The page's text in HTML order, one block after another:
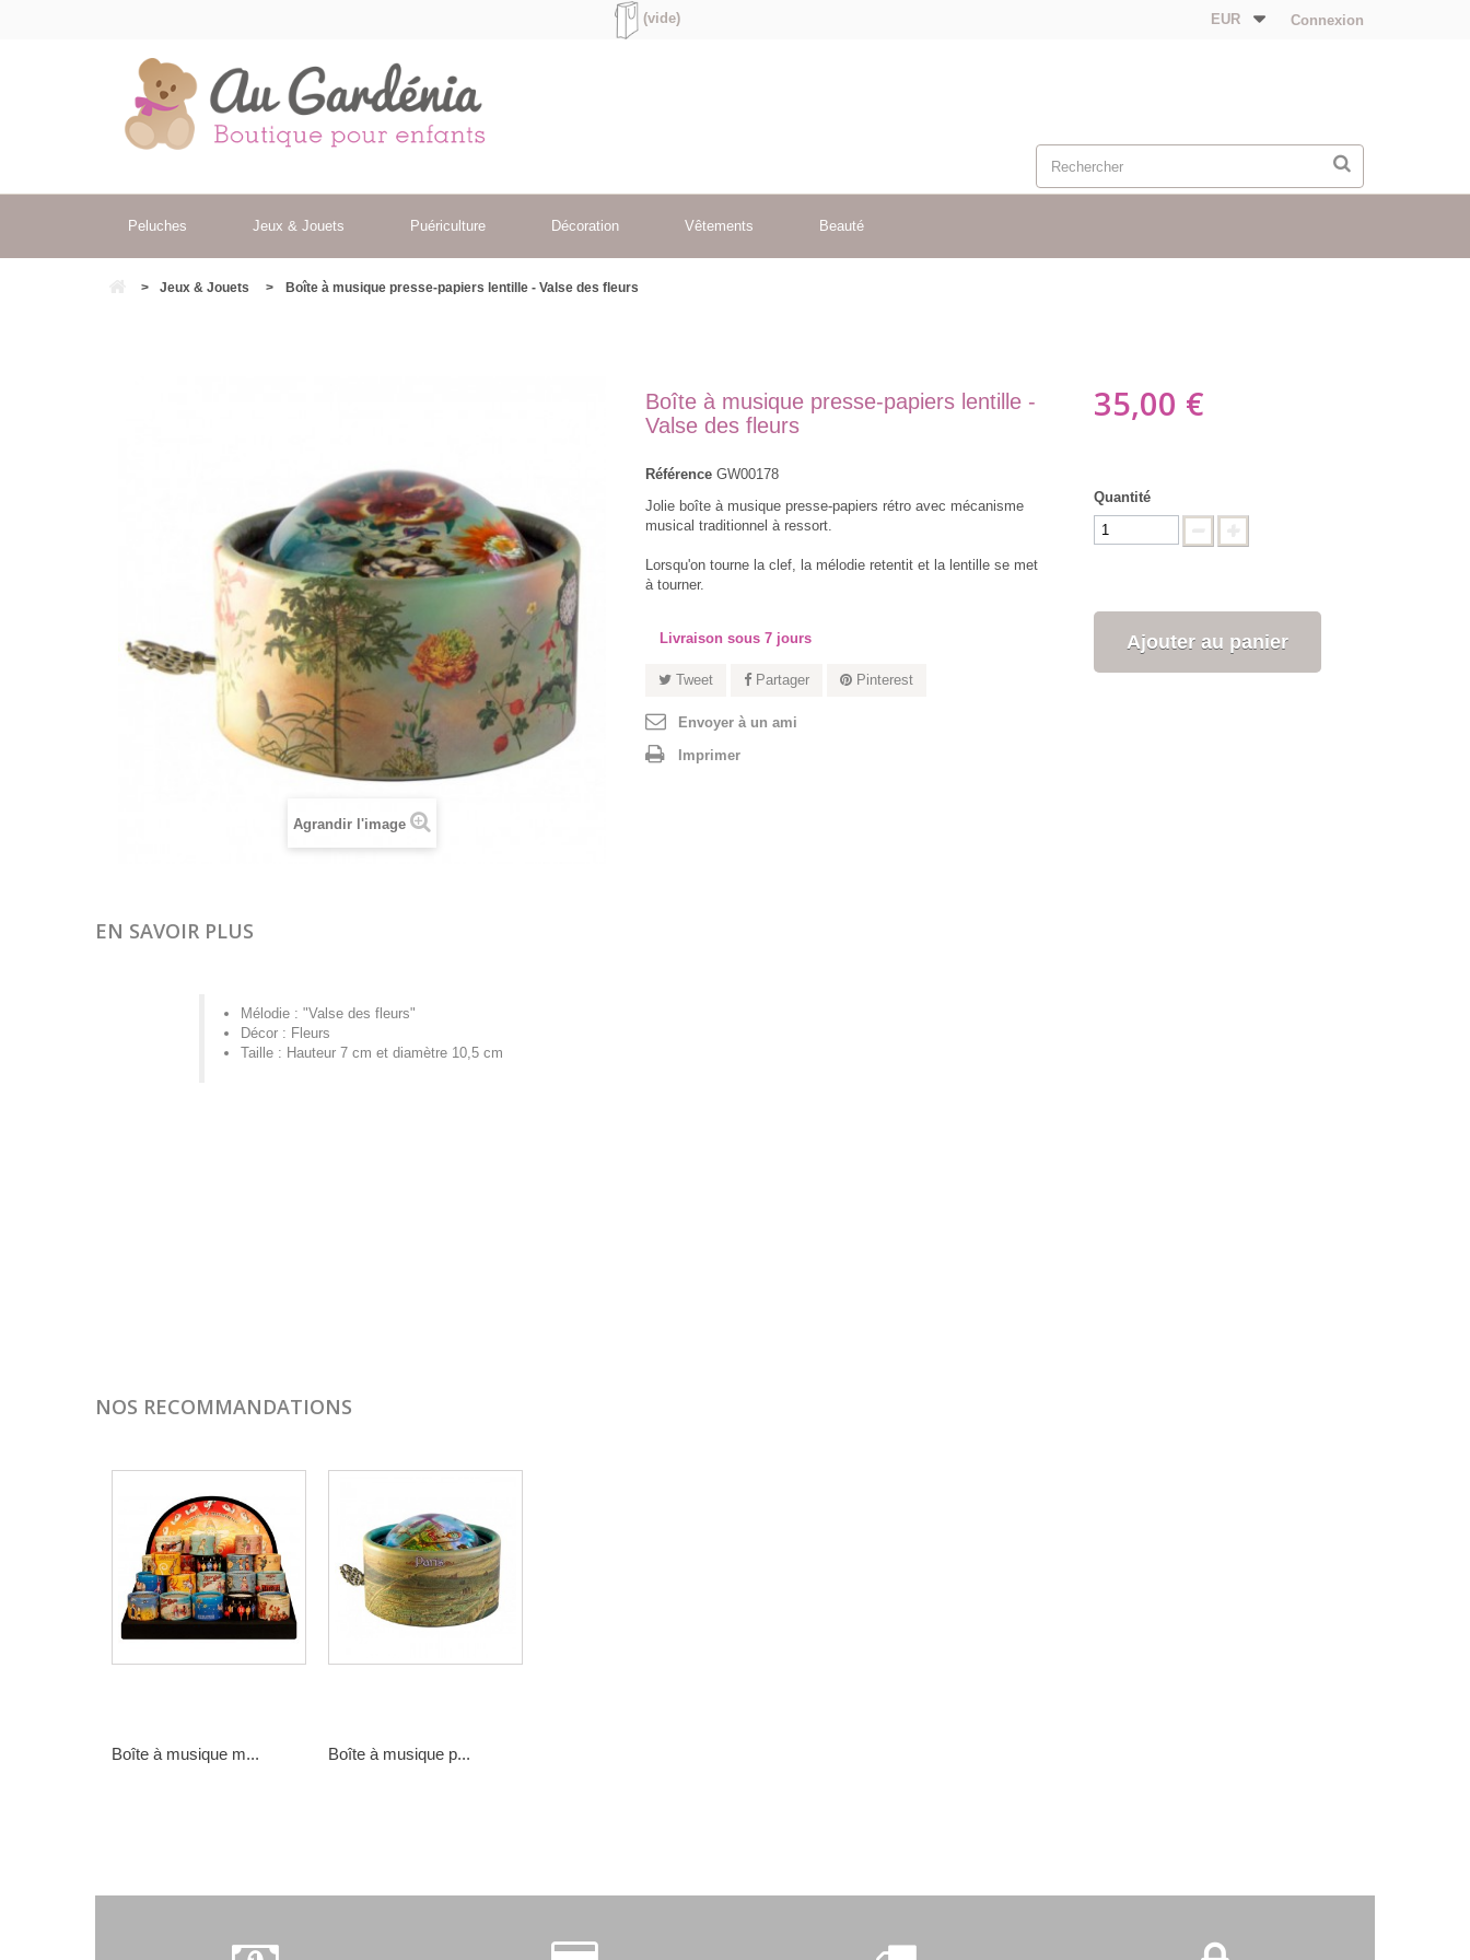
Connexion
EUR
(vide)
Peluches Jeux & Jouets Puériculture Décoration Vêtements Beauté
> Jeux & Jouets > Boîte à musique presse-papiers lentille - Valse des fleurs
Agrandir l'image
Boîte à musique presse-papiers lentille -
Valse des fleurs
Référence GW00178
Jolie boîte à musique presse-papiers rétro avec mécanisme
musical traditionnel à ressort.
Lorsqu'on tourne la clef, la mélodie retentit et la lentille se met
à tourner.
Livraison sous 7 jours
Tweet Partager Pinterest
Envoyer à un ami
Imprimer
35,00 €
Quantité
Ajouter au panier
EN SAVOIR PLUS
Mélodie : "Valse des fleurs"
Décor : Fleurs
Taille : Hauteur 7 cm et diamètre 10,5 cm
NOS RECOMMANDATIONS
Boîte à musique m... Boîte à musique p...